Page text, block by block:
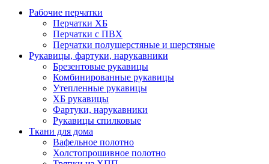
Рабочие перчатки
Перчатки ХБ
Перчатки с ПВХ
Перчатки полушерстяные и шерстяные
Рукавицы, фартуки, нарукавники
Брезентовые рукавицы
Комбинированные рукавицы
Утепленные рукавицы
ХБ рукавицы
Фартуки, нарукавники
Рукавицы спилковые
Ткани для дома
Вафельное полотно
Холстопрошивное полотно